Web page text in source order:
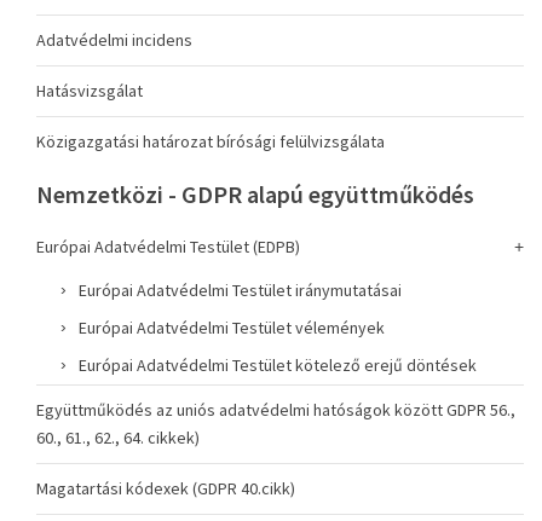
Adatvédelmi incidens
Hatásvizsgálat
Közigazgatási határozat bírósági felülvizsgálata
Nemzetközi - GDPR alapú együttműködés
Európai Adatvédelmi Testület (EDPB)
Európai Adatvédelmi Testület iránymutatásai
Európai Adatvédelmi Testület vélemények
Európai Adatvédelmi Testület kötelező erejű döntések
Együttműködés az uniós adatvédelmi hatóságok között GDPR 56.,
60., 61., 62., 64. cikkek)
Magatartási kódexek (GDPR 40.cikk)